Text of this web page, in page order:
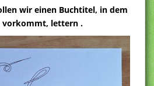
wir einen Buchtitel, in dem
vorkommt, lettern .